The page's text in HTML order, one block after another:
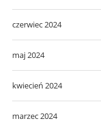
czerwiec 2024
maj 2024
kwiecień 2024
marzec 2024